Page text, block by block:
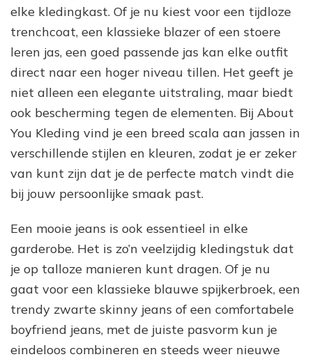
elke kledingkast. Of je nu kiest voor een tijdloze
trenchcoat, een klassieke blazer of een stoere
leren jas, een goed passende jas kan elke outfit
direct naar een hoger niveau tillen. Het geeft je
niet alleen een elegante uitstraling, maar biedt
ook bescherming tegen de elementen. Bij About
You Kleding vind je een breed scala aan jassen in
verschillende stijlen en kleuren, zodat je er zeker
van kunt zijn dat je de perfecte match vindt die
bij jouw persoonlijke smaak past.
Een mooie jeans is ook essentieel in elke
garderobe. Het is zo’n veelzijdig kledingstuk dat
je op talloze manieren kunt dragen. Of je nu
gaat voor een klassieke blauwe spijkerbroek, een
trendy zwarte skinny jeans of een comfortabele
boyfriend jeans, met de juiste pasvorm kun je
eindeloos combineren en steeds weer nieuwe